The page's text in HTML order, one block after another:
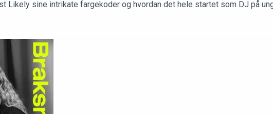
Likely sine intrikate fargekoder og hvordan det hele startet som DJ på